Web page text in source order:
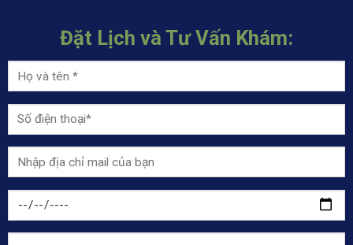
Đặt Lịch và Tư Vấn Khám: